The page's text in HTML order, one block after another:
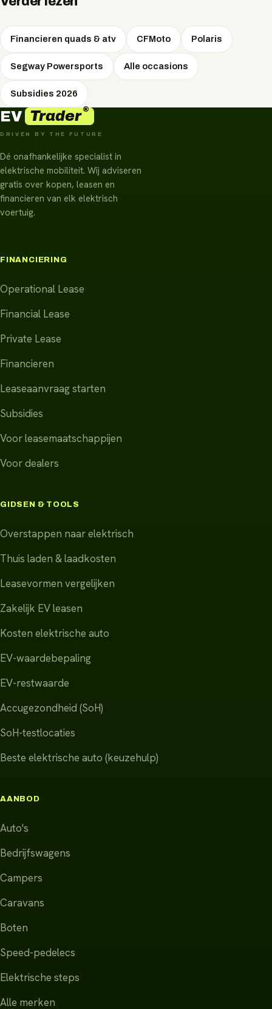
Financieren quads & atv CFMoto Polaris
Segway Powersports Alle occasions
Subsidies 2026
EV Trader®
DRIVEN BY THE FUTURE
Dé onafhankelijke specialist in
elektrische mobiliteit. Wij adviseren
gratis over kopen, leasen en
financieren van elk elektrisch
voertuig.
FINANCIERING
Operational Lease
Financial Lease
Private Lease
Financieren
Leaseaanvraag starten
Subsidies
Voor leasemaatschappijen
Voor dealers
GIDSEN & TOOLS
Overstappen naar elektrisch
Thuis laden & laadkosten
Leasevormen vergelijken
Zakelijk EV leasen
Kosten elektrische auto
EV-waardebepaling
EV-restwaarde
Accugezondheid (SoH)
SoH-testlocaties
Beste elektrische auto (keuzehulp)
AANBOD
Auto's
Bedrijfswagens
Campers
Caravans
Boten
Speed-pedelecs
Elektrische steps
Alle merken